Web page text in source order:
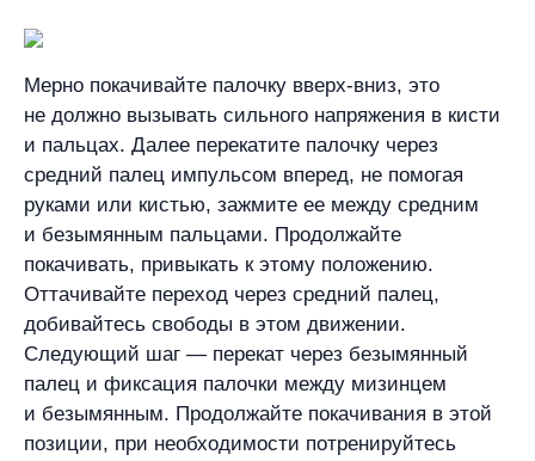
Мерно покачивайте палочку вверх-вниз, это
не должно вызывать сильного напряжения в кисти
и пальцах. Далее перекатите палочку через
средний палец импульсом вперед, не помогая
руками или кистью, зажмите ее между средним
и безымянным пальцами. Продолжайте
покачивать, привыкать к этому положению.
Оттачивайте переход через средний палец,
добивайтесь свободы в этом движении.
Следующий шаг — перекат через безымянный
палец и фиксация палочки между мизинцем
и безымянным. Продолжайте покачивания в этой
позиции, при необходимости потренируйтесь